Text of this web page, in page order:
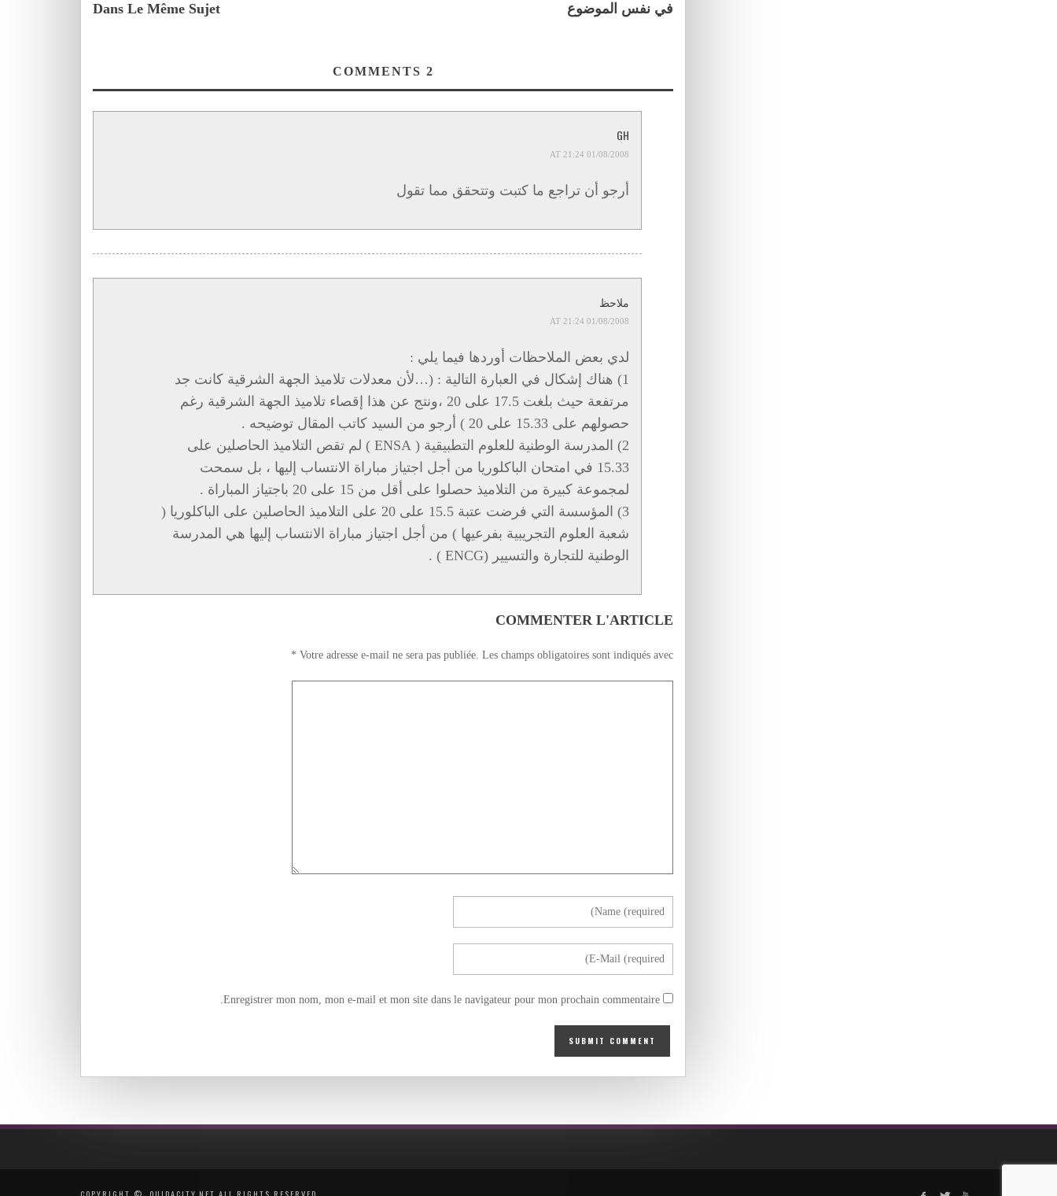
Dans Le Même Sujet في نفس الموضوع
2
GH
01/08/2008 AT 21:24
أرجو أن تراجع ما كتبت وتتحقق مما تقول
ملاحظ
01/08/2008 AT 21:24
لدي بعض الملاحظات أوردها فيما يلي :
1) هناك إشكال في العبارة التالية : (…لأن معدلات تلاميذ الجهة الشرقية كانت جد
مرتفعة حيث بلغت 17.5 على 20 ،ونتج عن هذا إقصاء تلاميذ الجهة الشرقية رغم
حصولهم على 15.33 على 20 ) أرجو من السيد كاتب المقال توضيحه .
2) المدرسة الوطنية للعلوم التطبيقية ( ENSA ) لم تقص التلاميذ الحاصلين على
15.33 في امتحان الباكلوريا من أجل اجتياز مباراة الانتساب إليها ، بل سمحت
لمجموعة كبيرة من التلاميذ حصلوا على أقل من 15 على 20 باجتياز المباراة .
3) المؤسسة التي فرضت عتبة 15.5 على 20 على التلاميذ الحاصلين على الباكلوريا (
شعبة العلوم التجريبية بفرعيها ) من أجل اجتياز مباراة الانتساب إليها هي المدرسة
الوطنية للتجارة والتسيير (ENCG ) .
COMMENTER L'ARTICLE
Votre adresse e-mail ne sera pas publiée. Les champs obligatoires sont indiqués avec
*
Enregistrer mon nom, mon e-mail et mon site dans le navigateur pour mon prochain commentaire.